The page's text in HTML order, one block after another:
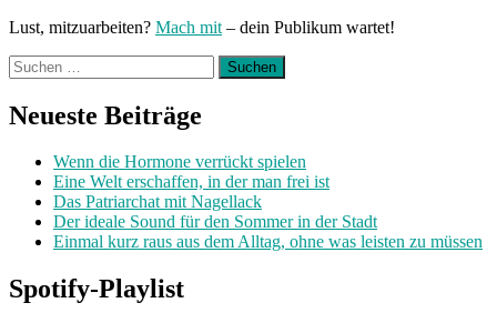
Lust, mitzuarbeiten? Mach mit – dein Publikum wartet!
Suchen
nach:
Neueste Beiträge
Wenn die Hormone verrückt spielen
Eine Welt erschaffen, in der man frei ist
Das Patriarchat mit Nagellack
Der ideale Sound für den Sommer in der Stadt
Einmal kurz raus aus dem Alltag, ohne was leisten zu müssen
Spotify-Playlist